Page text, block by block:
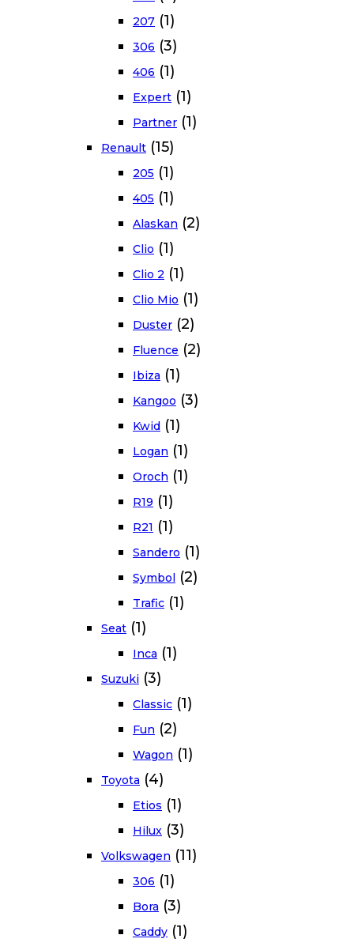
207 (1)
306 (3)
406 (1)
Expert (1)
Partner (1)
Renault (15)
205 (1)
405 (1)
Alaskan (2)
Clio (1)
Clio 2 (1)
Clio Mio (1)
Duster (2)
Fluence (2)
Ibiza (1)
Kangoo (3)
Kwid (1)
Logan (1)
Oroch (1)
R19 (1)
R21 (1)
Sandero (1)
Symbol (2)
Trafic (1)
Seat (1)
Inca (1)
Suzuki (3)
Classic (1)
Fun (2)
Wagon (1)
Toyota (4)
Etios (1)
Hilux (3)
Volkswagen (11)
306 (1)
Bora (3)
Caddy (1)